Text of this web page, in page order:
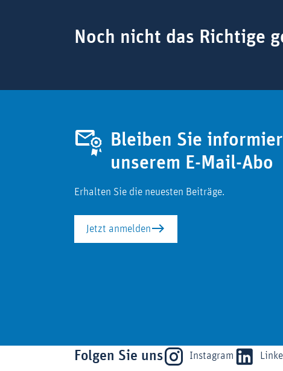
Noch nicht das Richtige
Bleiben Sie
unserem E-Mail-Abo
Erhalten Sie die neuesten Beiträge.
Jetzt anmelden
Folgen Sie uns Instagram